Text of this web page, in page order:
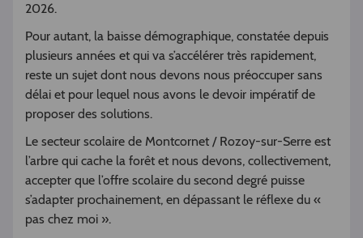
2026.
Pour autant, la baisse démographique, constatée depuis
plusieurs années et qui va s’accélérer très rapidement,
reste un sujet dont nous devons nous préoccuper sans
délai et pour lequel nous avons le devoir impératif de
proposer des solutions.
Le secteur scolaire de Montcornet / Rozoy-sur-Serre est
l’arbre qui cache la forêt et nous devons, collectivement,
accepter que l’offre scolaire du second degré puisse
s’adapter prochainement, en dépassant le réflexe du «
pas chez moi ».